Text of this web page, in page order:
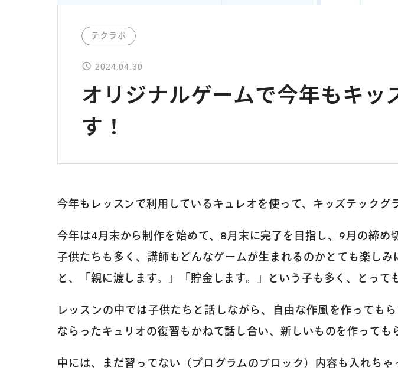
テクラボ
2024.04.30
オリジナルゲームで今年もキッ
す！
今年もレッスンで利用しているキュレオを使って、キッズテックグ
今年は4月末から制作を始めて、8月末に完了を目指し、9月の締
子供たちも多く、講師もどんなゲームが生まれるのかとても楽し
と、「親に渡します。」「貯金します。」という子も多く、とって
レッスンの中では子供たちと話しながら、自由な作風を作っても
ならったキュリオの復習もかねて話し合い、新しいものを作っても
中には、まだ習ってない（プログラムのブロック）内容も入れち